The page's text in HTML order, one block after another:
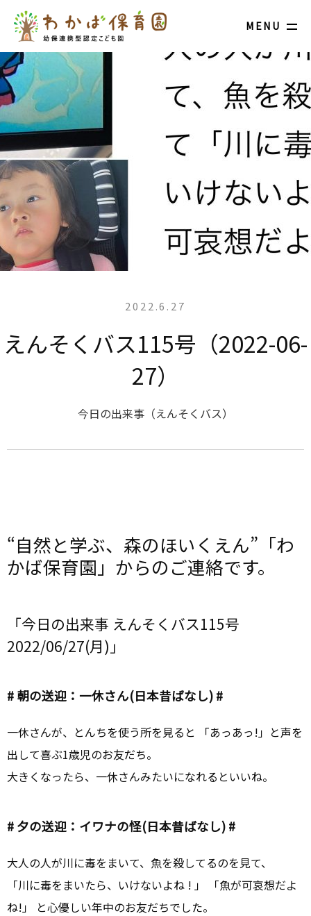
MENU
2022.6.27
えんそくバス115号（2022-06-
27）
今日の出来事（えんそくバス）
“自然と学ぶ、森のほいくえん”「わ
かば保育園」からのご連絡です。
「今日の出来事 えんそくバス115号
2022/06/27(月)」
# 朝の送迎：一休さん(日本昔ばなし) #
一休さんが、とんちを使う所を見ると 「あっあっ!」と声を
出して喜ぶ1歳児のお友だち。
大きくなったら、一休さんみたいになれるといいね。
# 夕の送迎：イワナの怪(日本昔ばなし) #
大人の人が川に毒をまいて、魚を殺してるのを見て、
「川に毒をまいたら、いけないよね ! 」 「魚が可哀想だよ
ね!」 と心優しい年中のお友だちでした。